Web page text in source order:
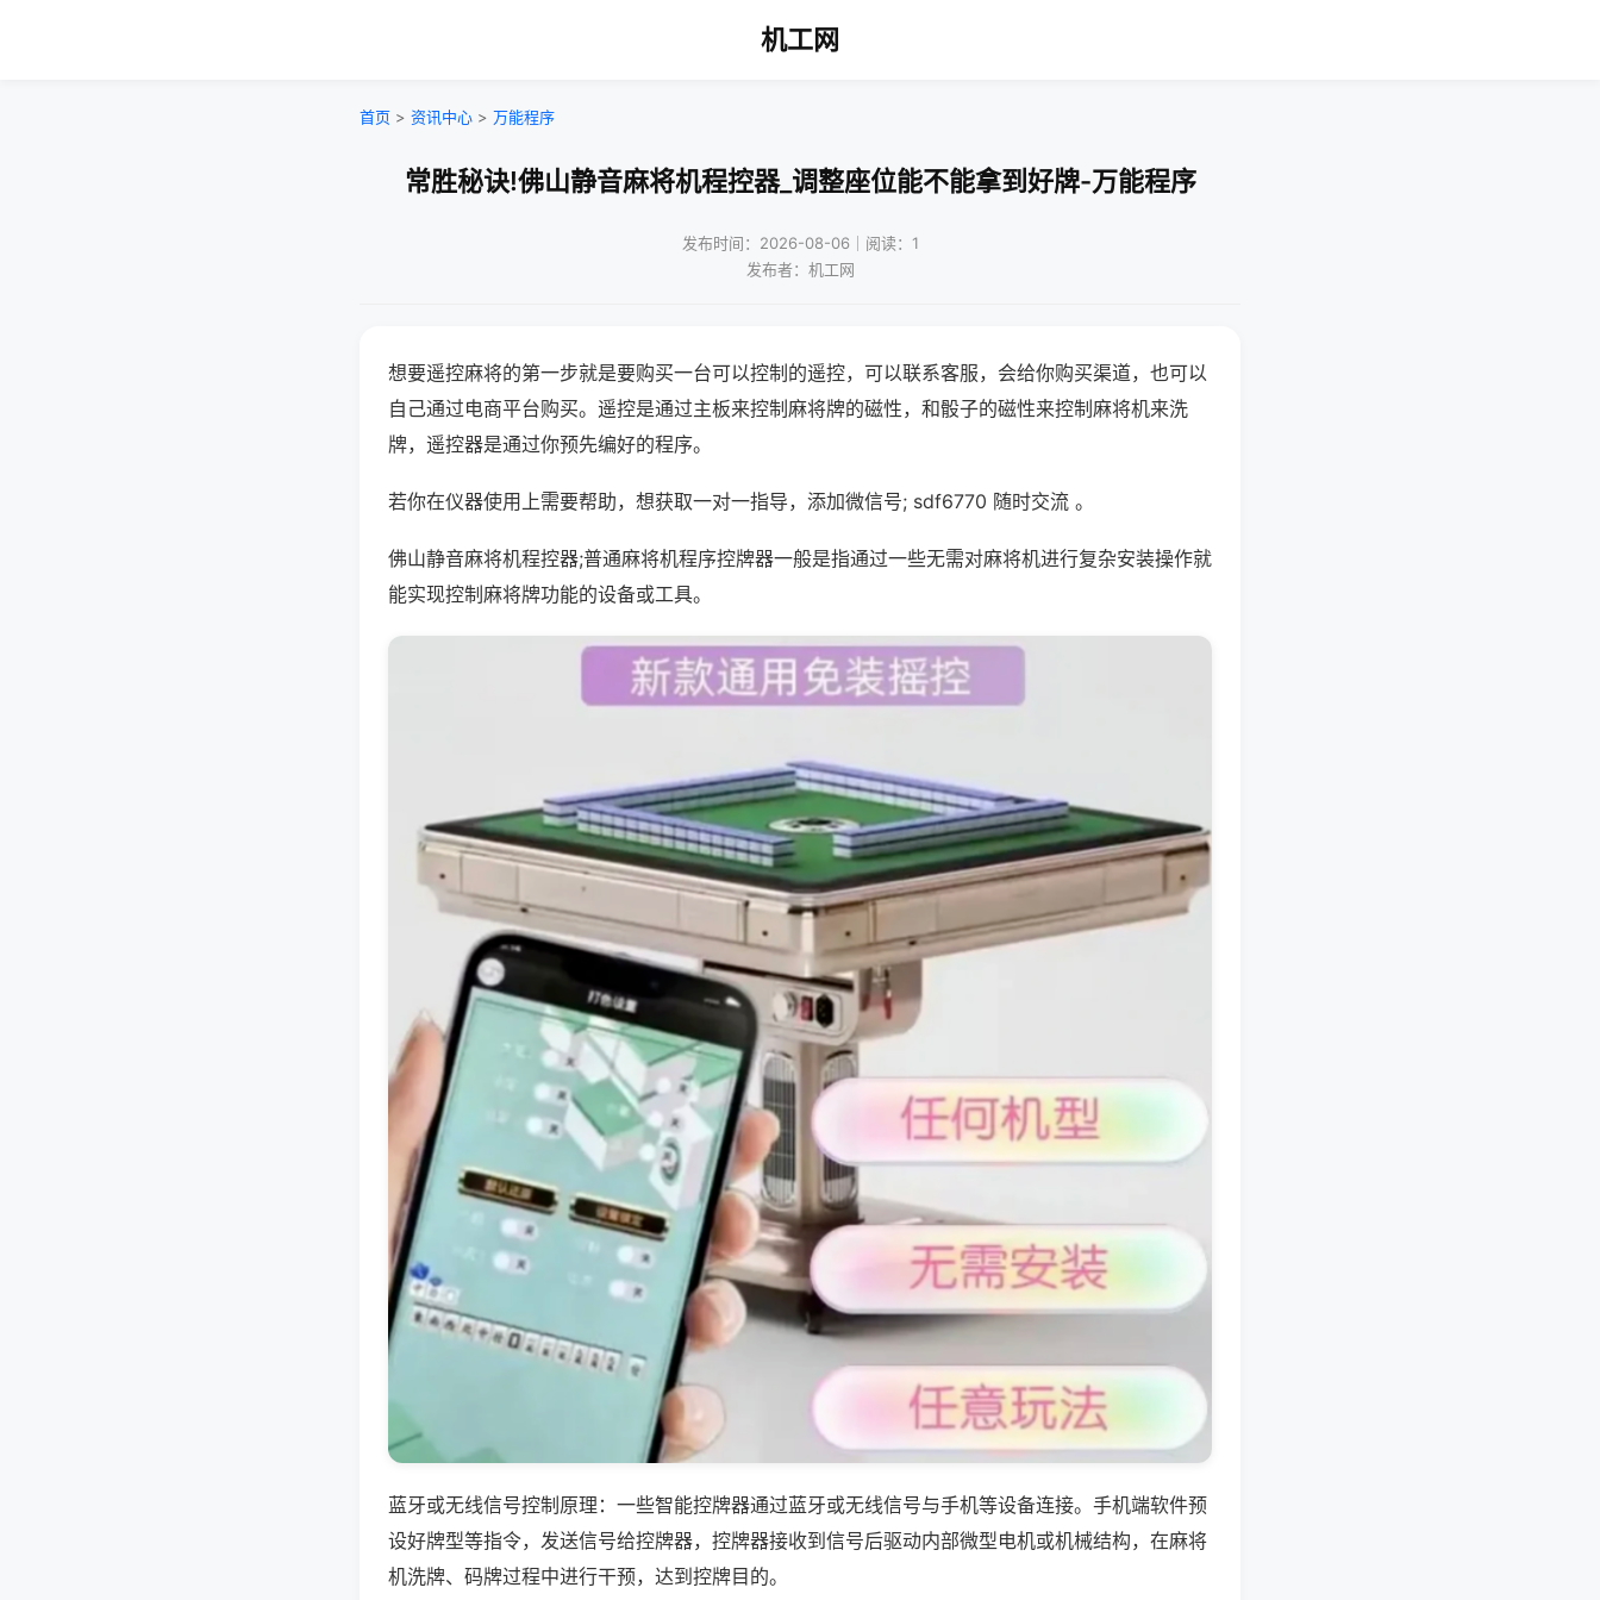
机工网
首页 > 资讯中心 > 万能程序
常胜秘诀!佛山静音麻将机程控器_调整座位能不能拿到好牌-万能程序
发布时间：2026-08-06｜阅读：1
发布者：机工网
想要遥控麻将的第一步就是要购买一台可以控制的遥控，可以联系客服，会给你购买渠道，也可以
自己通过电商平台购买。遥控是通过主板来控制麻将牌的磁性，和骰子的磁性来控制麻将机来洗
牌，遥控器是通过你预先编好的程序。
若你在仪器使用上需要帮助，想获取一对一指导，添加微信号; sdf6770 随时交流 。
佛山静音麻将机程控器;普通麻将机程序控牌器一般是指通过一些无需对麻将机进行复杂安装操作就
能实现控制麻将牌功能的设备或工具。
蓝牙或无线信号控制原理：一些智能控牌器通过蓝牙或无线信号与手机等设备连接。手机端软件预
设好牌型等指令，发送信号给控牌器，控牌器接收到信号后驱动内部微型电机或机械结构，在麻将
机洗牌、码牌过程中进行干预，达到控牌目的。